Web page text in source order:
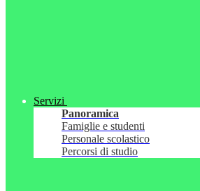
Servizi
Panoramica
Famiglie e studenti
Personale scolastico
Percorsi di studio